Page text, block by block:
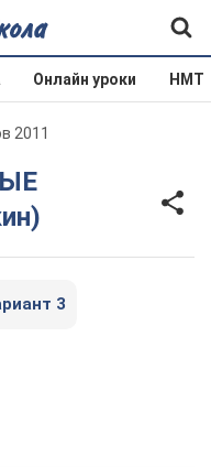
Онлайн уроки НМТ
2011
3